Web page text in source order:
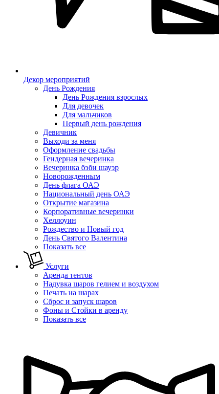
Декор мероприятий
День Рождения
День Рождения взрослых
Для девочек
Для мальчиков
Первый день рождения
Девичник
Выходи за меня
Оформление свадьбы
Гендерная вечеринка
Вечеринка бэби шауэр
Новорожденным
День флага ОАЭ
Национальный день ОАЭ
Открытие магазина
Корпоративные вечеринки
Хеллоуин
Рождество и Новый год
День Святого Валентина
Показать все
Услуги
Аренда тентов
Надувка шаров гелием и воздухом
Печать на шарах
Сброс и запуск шаров
Фоны и Стойки в аренду
Показать все